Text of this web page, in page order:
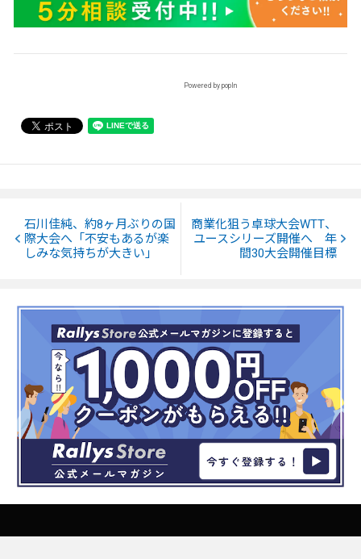
Powered by popIn
石川佳純、約8ヶ月ぶりの国
際大会へ「不安もあるが楽
しみな気持ちが大きい」
商業化狙う卓球大会WTT、
ユースシリーズ開催へ 年
間30大会開催目標